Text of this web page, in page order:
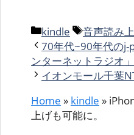
カ
テ
ゴ
リ
kindle
タ
グ
音声読み
70年代~90年代のj-
ンターネットラジオ
イオンモール千葉
Home » kindle »
上げも可能に。